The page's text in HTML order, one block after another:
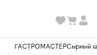
ГАСТРОМАСТЕРСырный